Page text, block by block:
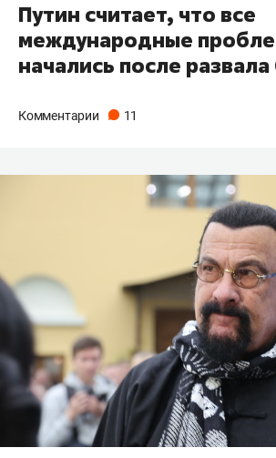
Путин считает, что все
международные
начались после развала
Комментарии 11